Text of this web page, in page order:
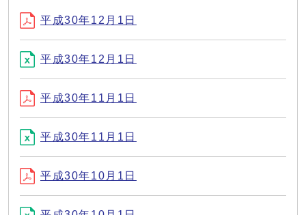
平成30年12月1日
平成30年12月1日
平成30年11月1日
平成30年11月1日
平成30年10月1日